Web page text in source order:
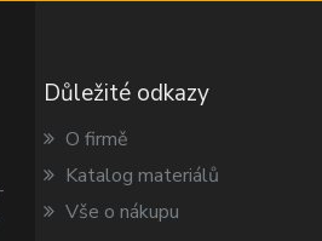
Důležité odkazy
O firmě
Katalog materiálů
Vše o nákupu